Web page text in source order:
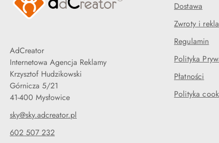
AdCreator
Internetowa Agencja Reklamy
Krzysztof Hudzikowski
Górnicza 5/21
41-400 Mysłowice
sky@sky.adcreator.pl
602 507 232
Dostawa
Zwroty i
Regulamin
Polityka
Płatności
Polityka